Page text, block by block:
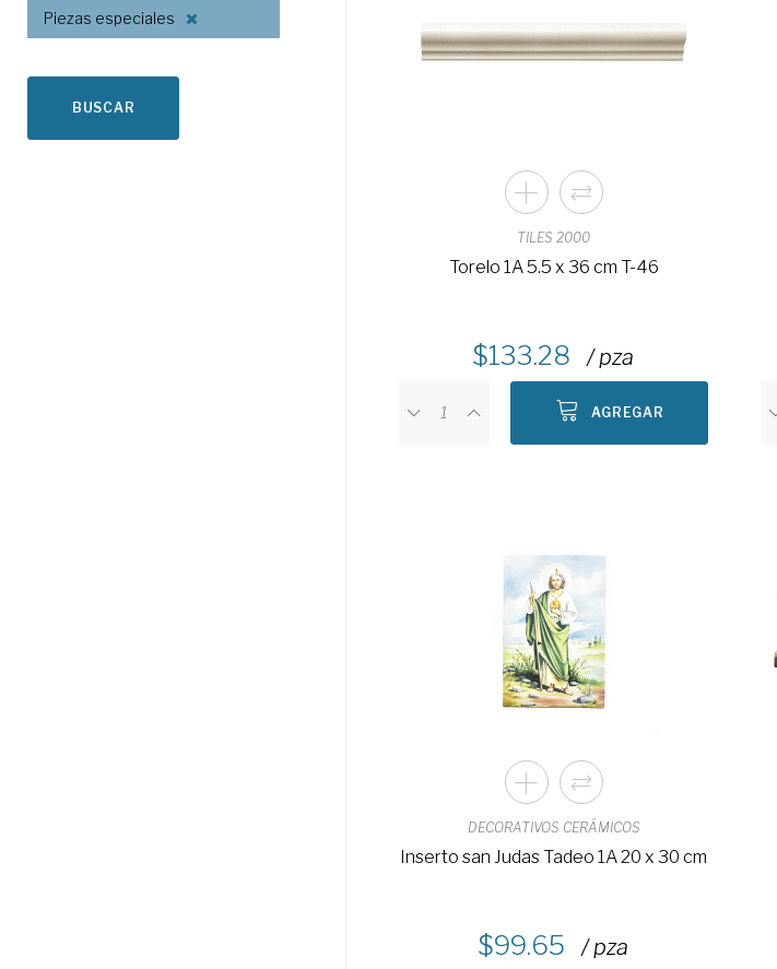
Piezas especiales
BUSCAR
TILES 2000
Torelo 1A 5.5 x 36 cm T-46
133.28 / pza
AGREGAR
DECORATIVOS CERÁMICOS
Inserto san Judas Tadeo 1A 20 x 30 cm
99.65 / pza